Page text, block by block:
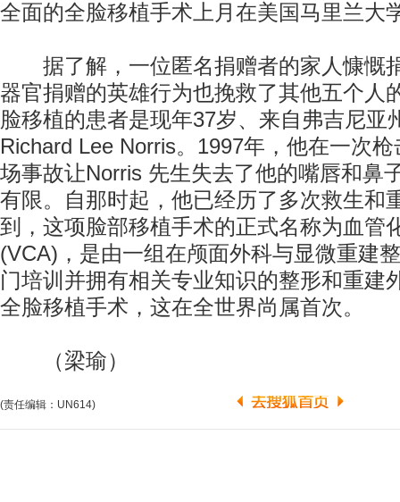
全面的全脸移植手术上月在美国马里兰大
据了解，一位匿名捐赠者的家人慷慨
器官捐赠的英雄行为也挽救了其他五个人
脸移植的患者是现年37岁、来自弗吉尼亚
Richard Lee Norris。1997年，他在一次
场事故让Norris 先生失去了他的嘴唇和鼻
有限。自那时起，他已经历了多次救生和
到，这项脸部移植手术的正式名称为血管
(VCA)，是由一组在颅面外科与显微重建
门培训并拥有相关专业知识的整形和重建
全脸移植手术，这在全世界尚属首次。
（梁瑜）
(责任编辑：UN614)